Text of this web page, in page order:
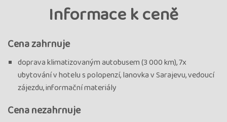
Informace k ceně
Cena zahrnuje
doprava klimatizovaným autobusem (3 000 km), 7x
ubytování v hotelu s polopenzí, lanovka v Sarajevu, vedoucí
zájezdu, informační materiály
Cena nezahrnuje